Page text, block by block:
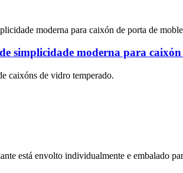
simplicidade moderna para
caixóns de vidro temperado.
está envolto individualmente e embalado